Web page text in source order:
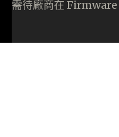
需待廠商在 Firmware